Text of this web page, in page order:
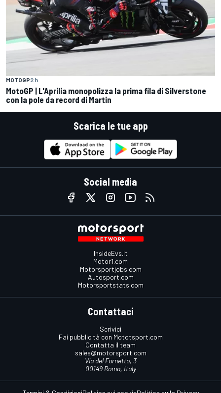
MOTOGP2 h
MotoGP | L'Aprilia monopolizza la prima fila di Silverstone
con la pole da record di Martin
Scarica le tue app
Social media
InsideEvs.it
Motor1.com
Motorsportjobs.com
Autosport.com
Motorsportstats.com
Contattaci
Scrivici
Fai pubblicità con Mototsport.com
Contatta il team
sales@motorsport.com
Via del Fornetto, 3
00149 Roma, Italy